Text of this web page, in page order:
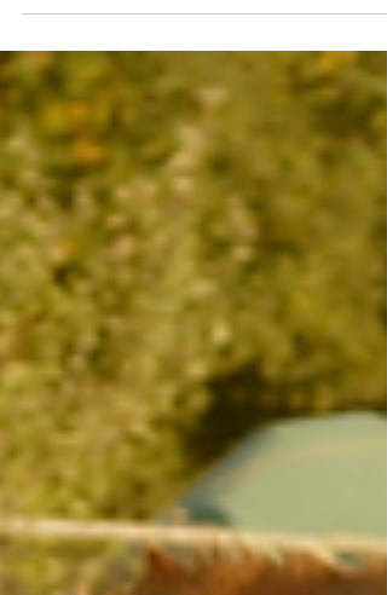
Qualität? Erfahre, was zertifizierte Naturkosmetik
ausmacht, welche Siegel vertrauenswürdig sind und
worauf Du beim Einkauf achten solltest.